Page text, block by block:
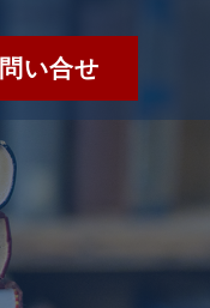
い合せ